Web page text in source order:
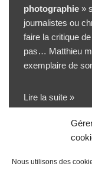
Nous utilisons des
photographie »
journalistes ou
faire la critique
pas… Matthieu
exemplaire de
Lire la suite »